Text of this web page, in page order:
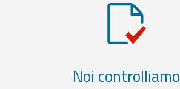
Noi controlliamo